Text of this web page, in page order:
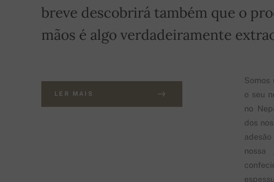
breve descobrirá também que o
mãos é algo verdadeiramente
Somos
o seu
no
dos
nossa
LER MAIS